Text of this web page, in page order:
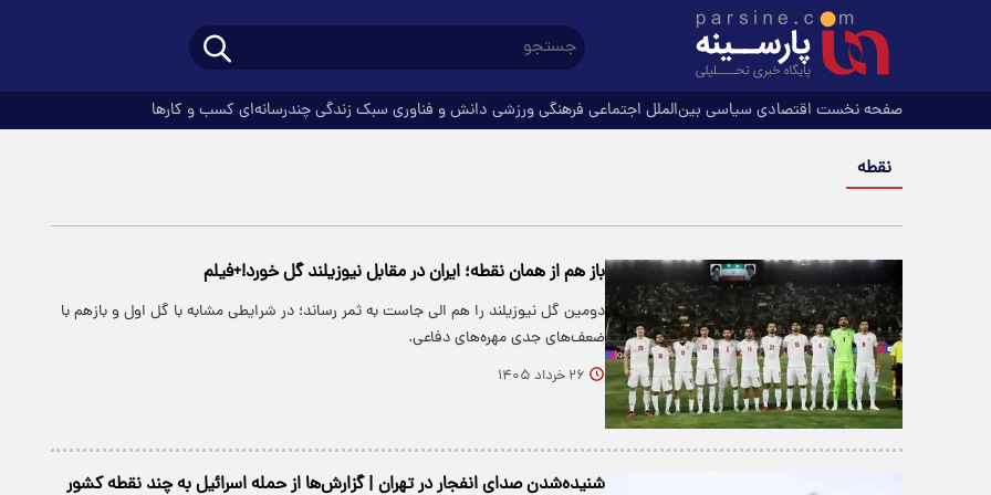
صفحه نخست اقتصادی سیاسی بین‌الملل اجتماعی فرهنگیورزشی دانش و فناوری سبک زندگیچندرسانه‌ای کسب و کارها
نقطه
باز هم از همان نقطه؛ ایران در مقابل نیوزیلند گل خورد!+فیلم
دومین گل نیوزیلند را هم الی جاست به ثمر رساند؛ در شرایطی مشابه با گل اول و بازهم با
ضعف‌های جدی مهره‌های دفاعی.
۲۶ خرداد ۱۴۰۵
شنیده‌شدن صدای انفجار در تهران | گزارش‌ها از حمله اسرائیل به چند نقطه کشور